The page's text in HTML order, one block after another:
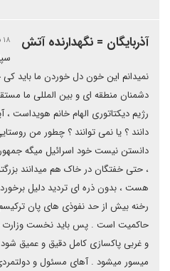
آذربایگان = نگهدارنده آتش ۱۸ فروردین ۱۴۰۲ | ۲۱:۲۰
نمیدانم این خون دل خوردن ما باید
دشمنان منطقه ای و بین المللی ما
رژیم دیکتاتوری الهام خانم هویداست ،
دانند ؟ یا نمی توانند ؟ چطور من
دانستن نیست خود اسرائیل میگه
، حتی خفتگان در خاک هم میدانند
هست ، بدون ذره ای تردید دلیل برخورد
رخنه بیش از حد نفوذی های پان
حاکمیت است . پس باید نخست وزارت
و غربی پاکسازی کامل دقیق و عمیق شود
میسور میشود . آهای مسئول و